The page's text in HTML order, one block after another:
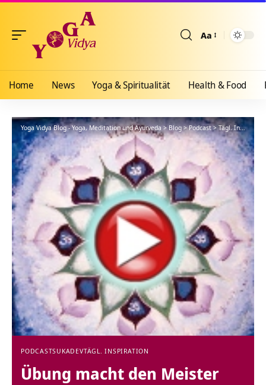
Aa
Home News Yoga & Spiritualität Health & Food
Yoga Vidya Blog - Yoga, Meditation und Ayurveda>Blog>Podcast>Tägl. Inspiration
PODCASTSUKADEVTÄGL. INSPIRATION
Übung macht den Meister